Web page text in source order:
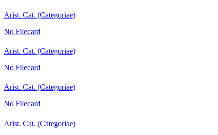
Arist. Cat. (Categoriae)
No Filecard
Arist. Cat. (Categoriae)
No Filecard
Arist. Cat. (Categoriae)
No Filecard
Arist. Cat. (Categoriae)